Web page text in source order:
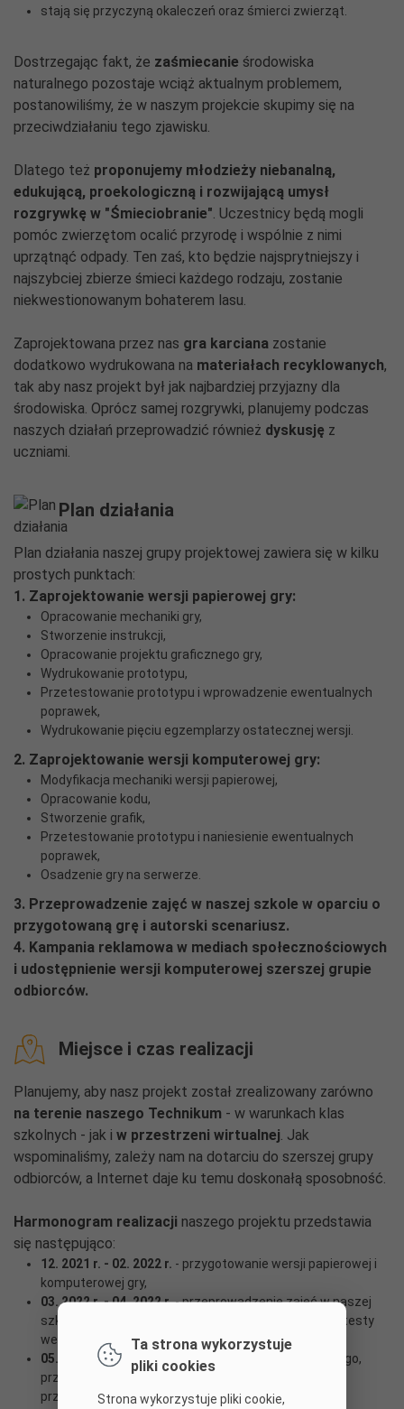
stają się przyczyną okaleczeń oraz śmierci zwierząt.
Dostrzegając fakt, że zaśmiecanie środowiska
naturalnego pozostaje wciąż aktualnym problemem,
postanowiliśmy, że w naszym projekcie skupimy się na
przeciwdziałaniu tego zjawisku.
Dlatego też proponujemy młodzieży niebanalną,
edukującą, proekologiczną i rozwijającą umysł
rozgrywkę w "Śmieciobranie". Uczestnicy będą mogli
pomóc zwierzętom ocalić przyrodę i wspólnie z nimi
uprzątnąć odpady. Ten zaś, kto będzie najsprytniejszy i
najszybciej zbierze śmieci każdego rodzaju, zostanie
niekwestionowanym bohaterem lasu.
Zaprojektowana przez nas gra karciana zostanie
dodatkowo wydrukowana na materiałach recyklowanych,
tak aby nasz projekt był jak najbardziej przyjazny dla
środowiska. Oprócz samej rozgrywki, planujemy podczas
naszych działań przeprowadzić również dyskusję z
uczniami.
Plan działania
Plan działania naszej grupy projektowej zawiera się w kilku
prostych punktach:
1. Zaprojektowanie wersji papierowej gry:
Opracowanie mechaniki gry,
Stworzenie instrukcji,
Opracowanie projektu graficznego gry,
Wydrukowanie prototypu,
Przetestowanie prototypu i wprowadzenie ewentualnych
poprawek,
Wydrukowanie pięciu egzemplarzy ostatecznej wersji.
2. Zaprojektowanie wersji komputerowej gry:
Modyfikacja mechaniki wersji papierowej,
Opracowanie kodu,
Stworzenie grafik,
Przetestowanie prototypu i naniesienie ewentualnych
poprawek,
Osadzenie gry na serwerze.
3. Przeprowadzenie zajęć w naszej szkole w oparciu o
przygotowaną grę i autorski scenariusz.
4. Kampania reklamowa w mediach społecznościowych
i udostępnienie wersji komputerowej szerszej grupie
odbiorców.
Miejsce i czas realizacji
Planujemy, aby nasz projekt został zrealizowany zarówno
na terenie naszego Technikum - w warunkach klas
szkolnych - jak i w przestrzeni wirtualnej. Jak
wspominaliśmy, zależy nam na dotarciu do szerszej grupy
odbiorców, a Internet daje ku temu doskonałą sposobność.
Harmonogram realizacji naszego projektu przedstawia
się następująco:
12. 2021 r. - 02. 2022 r. - przygotowanie wersji papierowej i
komputerowej gry,
03. 2022 r. - 04. 2022 r.- przeprowadzenie zajęć w naszej
szkole z wykorzystaniem wersji papierowej gry oraz testy
wersji komputerowej,
05. 2022 r.- w razie wprowadzenia nauczania zdalnego,
przeprowadzenie zajęć z uczniami naszej szkoły w
przestrzeni wirtualnej, z wykorzystaniem wersji
Ta strona wykorzystuje
pliki cookies
Strona wykorzystuje pliki cookie,